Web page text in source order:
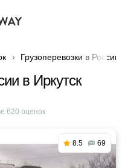
Грузоперевозки в России
в Иркутск
620 оценок
8.5 69